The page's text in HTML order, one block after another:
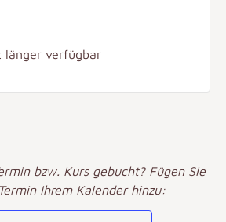
länger verfügbar
bzw. Kurs gebucht? Fügen Sie
Ihrem Kalender hinzu: